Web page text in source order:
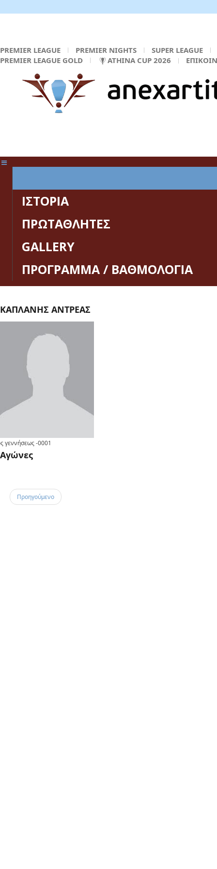
PREMIER LEAGUE PREMIER NIGHTS
SUPER LEAGUE
PREMIER LEAGUE GOLD
ATHINA CUP 2026
ΙΣΤΟΡΙΑ
ΠΡΩΤΑΘΛΗΤΕΣ
GALLERY
ΠΡΟΓΡΑΜΜΑ / ΒΑΘΜΟΛΟΓΙΑ
ΚΑΠΛΑΝΗΣ ΑΝΤΡΕΑΣ
γεννήσεως-0001
Αγώνες
Προηγούμενο